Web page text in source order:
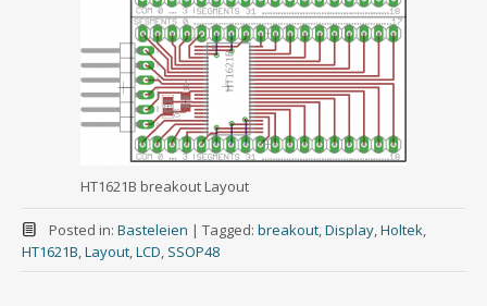
HT1621B breakout Layout
Posted in: Basteleien | Tagged: breakout,Display,Holtek,
HT1621B,Layout,LCD, SSOP48